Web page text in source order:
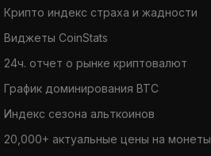
Крипто индекс страха и жадности
Виджеты CoinStats
24ч. отчет о рынке криптовалют
График доминирования BTC
Индекс сезона альткоинов
20,000+ актуальные цены на монеты